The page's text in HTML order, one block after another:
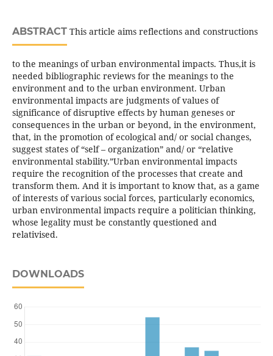
ABSTRACTThis article aims reflections and constructions
to the meanings of urban environmental impacts. Thus,it is
needed bibliographic reviews for the meanings to the
environment and to the urban environment. Urban
environmental impacts are judgments of values of
significance of disruptive effects by human geneses or
consequences in the urban or beyond, in the environment,
that, in the promotion of ecological and/ or social changes,
suggest states of “self – organization” and/ or “relative
environmental stability.”Urban environmental impacts
require the recognition of the processes that create and
transform them. And it is important to know that, as a game
of interests of various social forces, particularly economics,
urban environmental impacts require a politician thinking,
whose legality must be constantly questioned and
relativised.
DOWNLOADS